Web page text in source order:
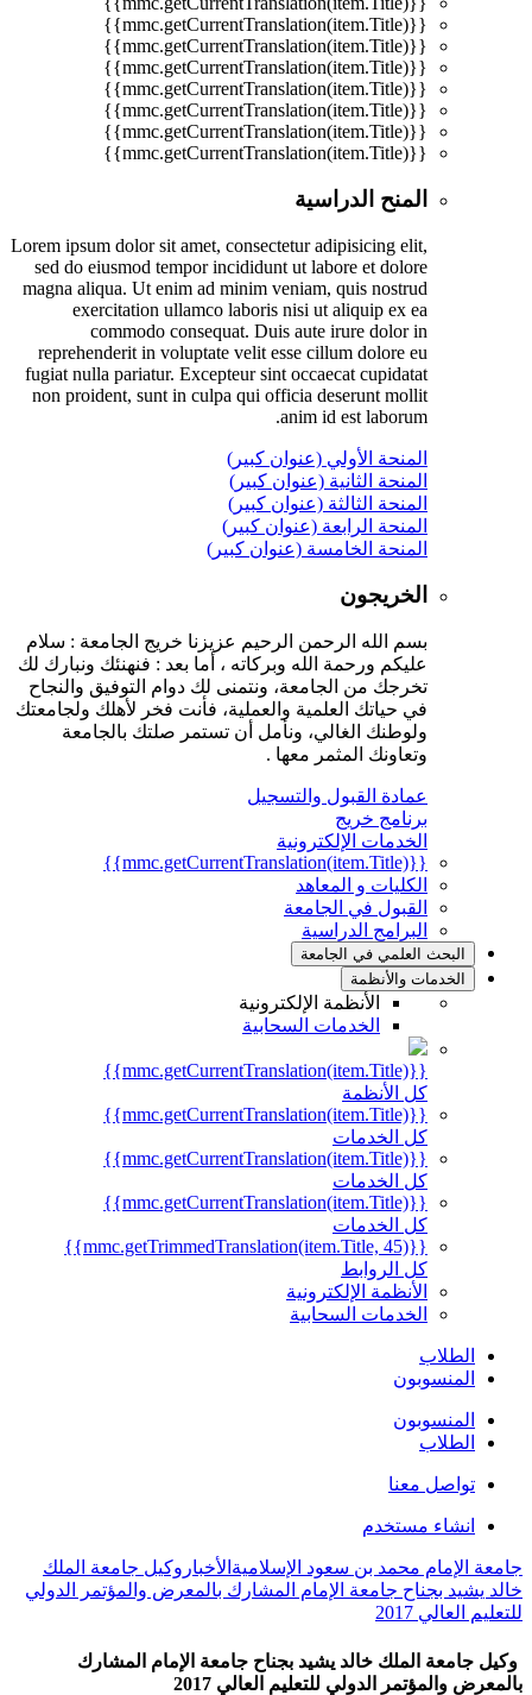
{{mmc.getCurrentTranslation(item.Title)}}
{{mmc.getCurrentTranslation(item.Title)}}
{{mmc.getCurrentTranslation(item.Title)}}
{{mmc.getCurrentTranslation(item.Title)}}
{{mmc.getCurrentTranslation(item.Title)}}
{{mmc.getCurrentTranslation(item.Title)}}
{{mmc.getCurrentTranslation(item.Title)}}
المنح الدراسية
Lorem ipsum dolor sit amet, consectetur adipisicing elit,
sed do eiusmod tempor incididunt ut labore et dolore
magna aliqua. Ut enim ad minim veniam, quis nostrud
exercitation ullamco laboris nisi ut aliquip ex ea
commodo consequat. Duis aute irure dolor in
reprehenderit in voluptate velit esse cillum dolore eu
fugiat nulla pariatur. Excepteur sint occaecat cupidatat
non proident, sunt in culpa qui officia deserunt mollit
anim id est laborum.
المنحة الأولي (عنوان كبير)
المنحة الثانية (عنوان كبير)
المنحة الثالثة (عنوان كبير)
المنحة الرابعة (عنوان كبير)
المنحة الخامسة (عنوان كبير)
الخريجون
بسم الله الرحمن الرحيم عزيزنا خريج الجامعة : سلام
عليكم ورحمة الله وبركاته ، أما بعد : فنهنئك ونبارك لك
تخرجك من الجامعة، ونتمنى لك دوام التوفيق والنجاح
في حياتك العلمية والعملية، فأنت فخر لأهلك ولجامعتك
ولوطنك الغالي، ونأمل أن تستمر صلتك بالجامعة
وتعاونك المثمر معها .
عمادة القبول والتسجيل
برنامج خريج
الخدمات الإلكترونية
{{mmc.getCurrentTranslation(item.Title)}}
الكليات و المعاهد
القبول في الجامعة
البرامج الدراسية
البحث العلمي في الجامعة
الخدمات والأنظمة
الأنظمة الإلكترونية
الخدمات السحابية
{{mmc.getCurrentTranslation(item.Title)}}
كل الأنظمة
{{mmc.getCurrentTranslation(item.Title)}}
كل الخدمات
{{mmc.getCurrentTranslation(item.Title)}}
كل الخدمات
{{mmc.getCurrentTranslation(item.Title)}}
كل الخدمات
{{mmc.getTrimmedTranslation(item.Title, 45)}}
كل الروابط
الأنظمة الإلكترونية
الخدمات السحابية
الطلاب
المنسوبون
المنسوبون
الطلاب
تواصل معنا
انشاء مستخدم
جامعة الإمام محمد بن سعود الإسلامية الأخبار وكيل جامعة الملك
خالد يشيد بجناح جامعة الإمام المشارك بالمعرض والمؤتمر الدولي
للتعليم العالي 2017
وكيل جامعة الملك خالد يشيد بجناح جامعة الإمام المشارك
بالمعرض والمؤتمر الدولي للتعليم العالي 2017